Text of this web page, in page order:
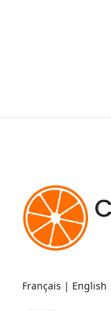
Français | English